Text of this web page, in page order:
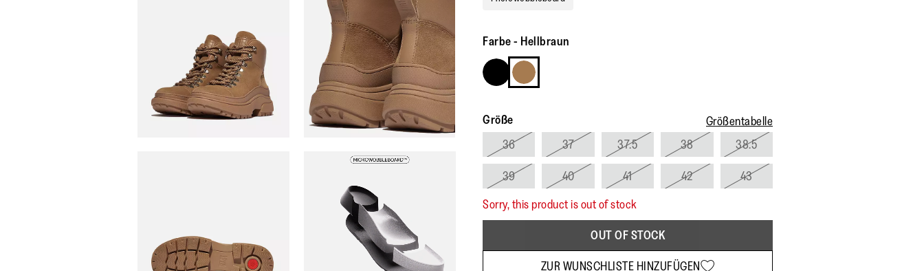
Farbe- Hellbraun
Größe
Größentabelle
36
37 37.5 38 38.5
39 40 41 42
43
Sorry, this product is out of stock
OUT OF STOCK
ZUR WUNSCHLISTE HINZUFÜGEN